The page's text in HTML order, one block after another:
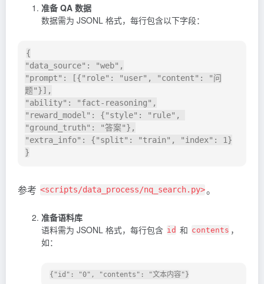
准备 QA 数据
数据需为 JSONL 格式，每行包含以下字段：
{
"data_source": "web",
"prompt": [{"role": "user", "content": "问
题"}],
"ability": "fact-reasoning",
"reward_model": {"style": "rule",
"ground_truth": "答案"},
"extra_info": {"split": "train", "index": 1}
参考 <scripts/data_process/nq_search.py>。
准备语料库
语料需为 JSONL 格式，每行包含 id 和 contents ，
如：